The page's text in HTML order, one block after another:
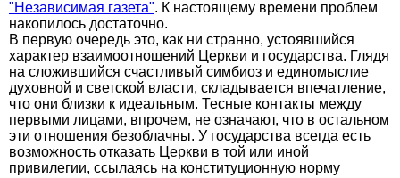
"Независимая газета". К настоящему времени проблем
накопилось достаточно.
В первую очередь это, как ни странно, устоявшийся
характер взаимоотношений Церкви и государства. Глядя
на сложившийся счастливый симбиоз и единомыслие
духовной и светской власти, складывается впечатление,
что они близки к идеальным. Тесные контакты между
первыми лицами, впрочем, не означают, что в остальном
эти отношения безоблачны. У государства всегда есть
возможность отказать Церкви в той или иной
привилегии, ссылаясь на конституционную норму